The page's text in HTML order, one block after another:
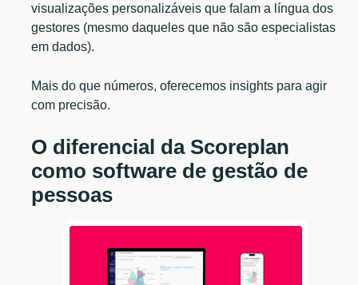
visualizações personalizáveis que falam a língua dos
gestores (mesmo daqueles que não são especialistas
em dados).
Mais do que números, oferecemos insights para agir
com precisão.
O diferencial da Scoreplan
como software de gestão de
pessoas